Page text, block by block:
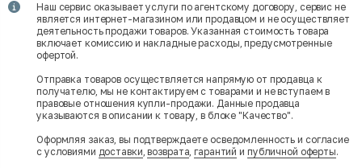
Наш сервис оказывает услуги по агентскому договору, сервис не
является интернет-магазином или продавцом и не осуществляет
деятельность продажи товаров. Указанная стоимость товара
включает комиссию и накладные расходы, предусмотренные
офертой.
Отправка товаров осуществляется напрямую от продавца к
получателю, мы не контактируем с товарами и не вступаем в
правовые отношения купли-продажи. Данные продавца
указываются в описании к товару, в блоке "Качество".
Оформляя заказ, вы подтверждаете осведомленность и согласие
с условиями доставки,возврата,гарантий и публичной оферты.